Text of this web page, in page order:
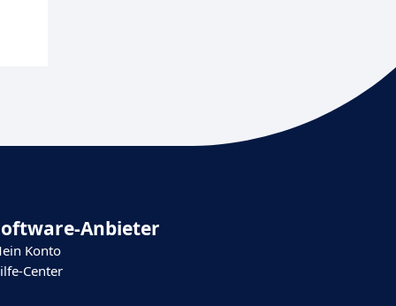
Anbieter
Konto
Center